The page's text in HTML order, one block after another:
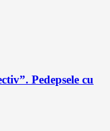
Pedepsele cu